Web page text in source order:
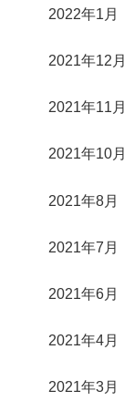
2022年1月
2021年12月
2021年11月
2021年10月
2021年8月
2021年7月
2021年6月
2021年4月
2021年3月